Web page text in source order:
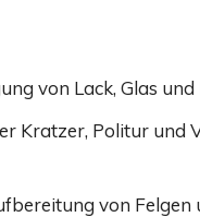
von Lack, Glas
Kratzer, Politur und
von Felgen